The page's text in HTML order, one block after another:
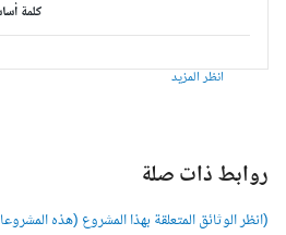
كلمة أساسية
انظر المزيد
روابط ذات صلة
(انظر الوثائق المتعلقة بهذا المشروع (هذه المشروعات